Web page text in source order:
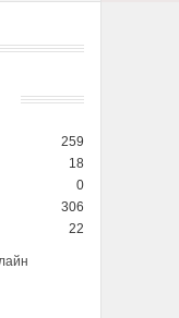
259
18
0
306
22